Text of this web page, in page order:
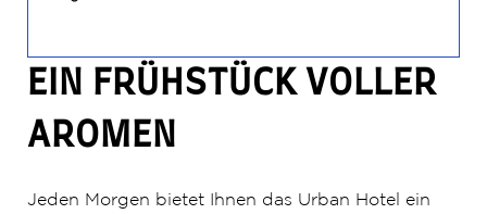
EIN FRÜHSTÜCK VOLLER
AROMEN
Jeden Morgen bietet Ihnen das Urban Hotel ein